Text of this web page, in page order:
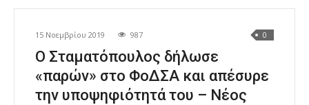
15 Νοεμβρίου 2019 987 0
Ο Σταματόπουλος δήλωσε
«παρών» στο ΦοΔΣΑ και απέσυρε
την υποψηφιότητά του – Νέος